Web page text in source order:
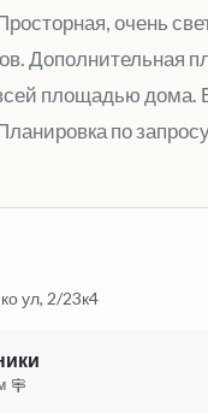
очень
Дополнительная
площадью дома.
по
ул, 2/23к4